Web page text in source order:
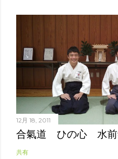
12月 18, 2011
合氣道 ひの心 水
共有